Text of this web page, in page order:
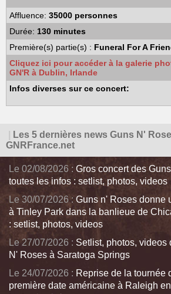
Affluence:35000 personnes
Durée: 130 minutes
Première(s) partie(s) : Funeral For A
Cliquez ici pour accéder à la galerie
GN'R à Dublin, Irlande
Infos diverses sur ce concert:
Les 5 dernières news Guns N'
GNRFrance.net
Le 02/08/2026 : Gros concert des
toutes les infos : setlist, photos, videos
Le 30/07/2026 :Guns n' Roses donne
à Tinley Park dans la banlieue de
: setlist, photos, videos
Le 27/07/2026 : Setlist, photos, videos
N' Roses à Saratoga Springs
Le 24/07/2026 : Reprise de la tournée
première date américaine à Raleigh